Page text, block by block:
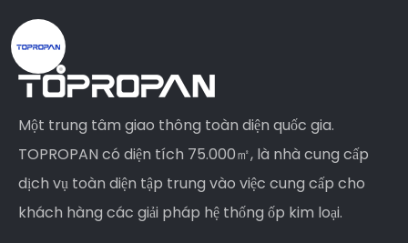
Một trung tâm giao thông toàn diện quốc gia.
TOPROPAN có diện tích 75.000㎡, là nhà cung cấp
dịch vụ toàn diện tập trung vào việc cung cấp cho
khách hàng các giải pháp hệ thống ốp kim loại.